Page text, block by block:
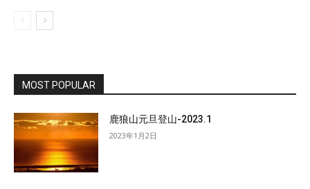
MOST POPULAR
鹿狼山元旦登山-2023.1
2023年1月2日